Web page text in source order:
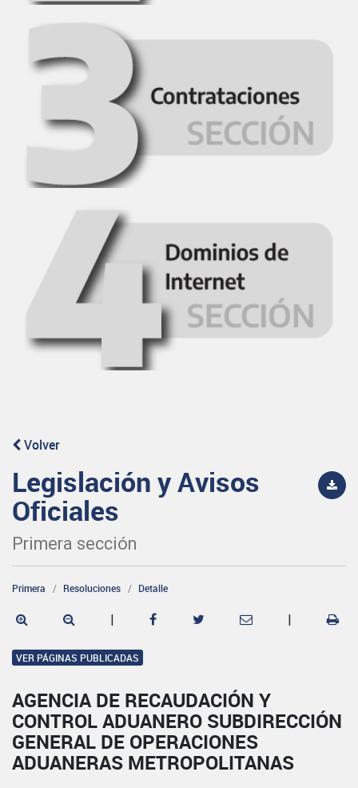
Volver
Legislación y Avisos
Oficiales
Primera sección
Primera Resoluciones Detalle
| |
VER PÁGINAS PUBLICADAS
AGENCIA DE RECAUDACIÓN Y
CONTROL ADUANERO SUBDIRECCIÓN
GENERAL DE OPERACIONES
ADUANERAS METROPOLITANAS